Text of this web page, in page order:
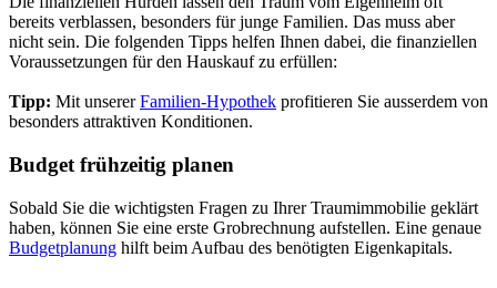
bereits verblassen, besonders für junge Familien. Das muss aber
nicht sein. Die folgenden Tipps helfen Ihnen dabei, die finanziellen
Voraussetzungen für den Hauskauf zu erfüllen:
Tipp: Mit unsererFamilien-Hypothek profitieren Sie ausserdem von
besonders attraktiven Konditionen.
Budget frühzeitig planen
Sobald Sie die wichtigsten Fragen zu Ihrer Traumimmobilie geklärt
haben, können Sie eine erste Grobrechnung aufstellen. Eine genaue
Budgetplanung hilft beim Aufbau des benötigten Eigenkapitals.